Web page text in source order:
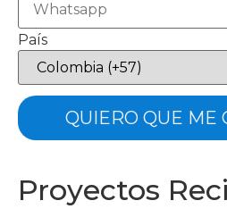
País
Proyectos